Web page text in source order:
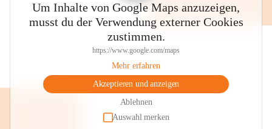
Um Inhalte von Google Maps anzuzeigen,
musst du der Verwendung externer Cookies
zustimmen.
https://www.google.com/maps
Mehr erfahren
Akzeptieren und anzeigen
Ablehnen
Auswahl merken